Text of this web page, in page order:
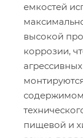
емкостей
высокой
коррозии,
пищевой и